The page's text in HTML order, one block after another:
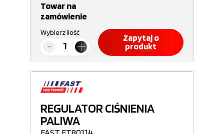
Towar na
zamówienie
Wybierz ilość
Zapytaj o
produkt
REGULATOR CIŚNIENIA
PALIWA